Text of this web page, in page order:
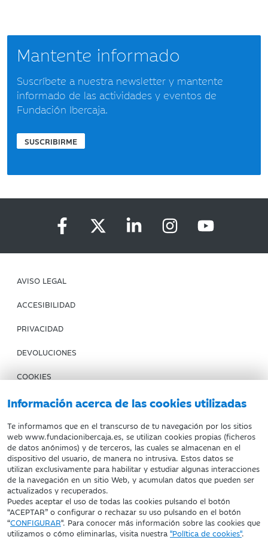
Información acerca de las cookies utilizadas
Te informamos que en el transcurso de tu navegación por los sitios
web www.fundacionibercaja.es, se utilizan cookies propias (ficheros
de datos anónimos) y de terceros, las cuales se almacenan en el
dispositivo del usuario, de manera no intrusiva. Estos datos se
utilizan exclusivamente para habilitar y estudiar algunas interacciones
de la navegación en un sitio Web, y acumulan datos que pueden ser
actualizados y recuperados.
Puedes aceptar el uso de todas las cookies pulsando el botón
“ACEPTAR” o configurar o rechazar su uso pulsando en el botón
“CONFIGURAR". Para conocer más información sobre las cookies que
utilizamos o cómo eliminarlas, visita nuestra "Política de cookies".
Mantente informado
Suscríbete a nuestra newsletter y mantente
informado de las actividades y eventos de
Fundación Ibercaja.
SUSCRIBIRME
AVISO LEGAL
ACCESIBILIDAD
PRIVACIDAD
DEVOLUCIONES
COOKIES
CONDICIONES DE COMPRA
IBERCAJA BANCO
Fundación Bancaria Ibercaja. C.I.F. G-50000652.
Inscrita en el Registro de Fundaciones del Mº de Educación,
Cultura y Deporte con el nº 1689.
Domicilio social: Joaquín Costa, 13. 50001 Zaragoza.